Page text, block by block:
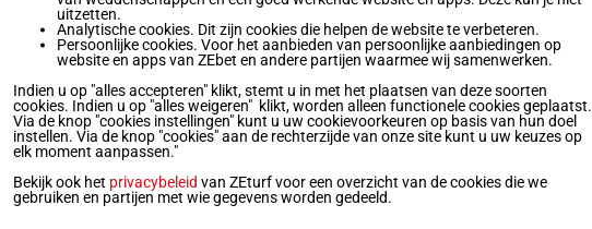
Officiële uitslag: 3 - 6 - 7 - 5 Uitslagen
Officiële uitslag: 2 - 8 - 4 - 1 Uitslagen
8 - 4 - 3 - 7
uitzetten.
Analytische cookies. Dit zijn cookies die helpen de website te verbeteren.
Persoonlijke cookies. Voor het aanbieden van persoonlijke aanbiedingen op
website en apps van ZEbet en andere partijen waarmee wij samenwerken.
Indien u op "alles accepteren" klikt, stemt u in met het plaatsen van deze soorten
cookies. Indien u op "alles weigeren" klikt, worden alleen functionele cookies geplaatst.
Via de knop "cookies instellingen" kunt u uw cookievoorkeuren op basis van hun doel
instellen. Via de knop "cookies" aan de rechterzijde van onze site kunt u uw keuzes op
elk moment aanpassen."
Bekijk ook het privacybeleid van ZEturf voor een overzicht van de cookies die we
gebruiken en partijen met wie gegevens worden gedeeld.